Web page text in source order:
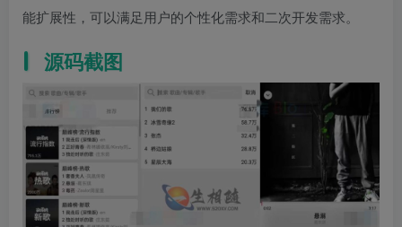
能扩展性，可以满足用户的个性化需求和二次开发需求。
源码截图